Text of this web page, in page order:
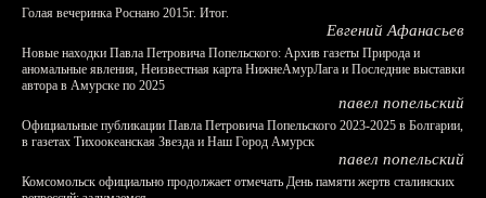
Голая вечеринка Роснано 2015г. Итог.
Евгений Афанасьев
Новые находки Павла Петровича Попельского: Архив газеты Природа и
аномальные явления, Неизвестная карта НижнеАмурЛага и Последние выставки
автора в Амурске по 2025
павел попельский
Официальные публикации Павла Петровича Попельского 2023-2025 в Болгарии,
в газетах Тихоокеанская Звезда и Наш Город Амурск
павел попельский
Комсомольск официально продолжает отмечать День памяти жертв сталинских